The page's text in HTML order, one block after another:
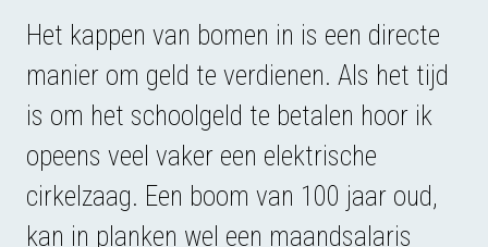
Het kappen van bomen in is een directe
manier om geld te verdienen. Als het tijd
is om het schoolgeld te betalen hoor ik
opeens veel vaker een elektrische
cirkelzaag. Een boom van 100 jaar oud,
kan in planken wel een maandsalaris